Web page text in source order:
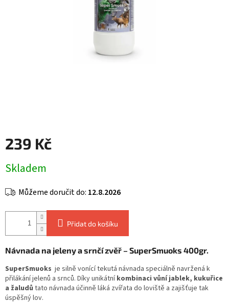
239 Kč
cena:
Skladem
Můžeme doručit do: 12.8.2026
Přidat do košíku
Návnada na jeleny a srnčí zvěř – SuperSmuoks 400gr.
SuperSmuoks je silně vonící tekutá návnada speciálně navržená k
přilákání jelenů a srnců. Díky unikátní kombinaci vůní jablek, kukuřice
a žaludů tato návnada účinně láká zvířata do loviště a zajišťuje tak
úspěšný lov.